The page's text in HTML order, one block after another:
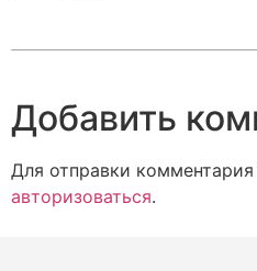
Добавить
Для отправки
авторизоваться.